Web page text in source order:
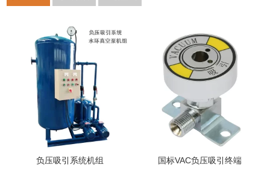
负压吸引系统机组 国标VAC负压吸引终端